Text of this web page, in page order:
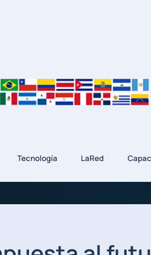
Tecnología LaRed